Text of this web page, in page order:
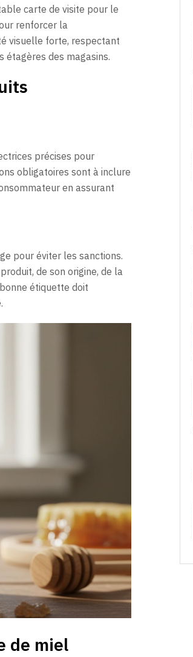
carte de visite pour le
renforcer la
visuelle forte, respectant
étagères des magasins.
précises pour
obligatoires sont à inclure
en assurant
pour éviter les sanctions.
de son origine, de la
étiquette doit
de miel